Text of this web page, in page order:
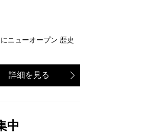
ニューオープン 歴史
詳細を見る
中